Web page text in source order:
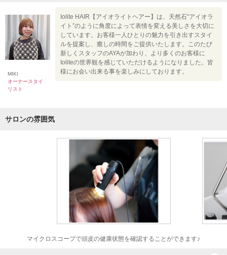
MIKI
オーナースタイ
リスト
Iolite HAIR【アイオライトヘアー】は、天然石“アイオラ
イト”のように角度によって表情を変える美しさを大切に
しています。お客様一人ひとりの魅力を引き出すスタイ
ルを提案し、癒しの時間をご提供いたします。このたび
新しくスタッフのAYAが加わり、より多くのお客様に
Ioliteの世界観を感じていただけるようになりました。皆
様にお会い出来る事を楽しみにしております。
サロンの雰囲気
マイクロスコープで頭皮の健康状態を確認することができます♪